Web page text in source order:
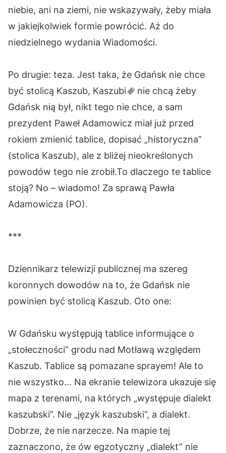
niebie, ani na ziemi, nie wskazywały, żeby miała
w jakiejkolwiek formie powrócić. Aż do
niedzielnego wydania Wiadomości.
Po drugie: teza. Jest taka, że Gdańsk nie chce
być stolicą Kaszub, Kaszubi
nie chcą żeby
Gdańsk nią był, nikt tego nie chce, a sam
prezydent Paweł Adamowicz miał już przed
rokiem zmienić tablice, dopisać „historyczna”
(stolica Kaszub), ale z bliżej nieokreślonych
powodów tego nie zrobił.To dlaczego te tablice
stoją? No – wiadomo! Za sprawą Pawła
Adamowicza (PO).
***
Dziennikarz telewizji publicznej ma szereg
koronnych dowodów na to, że Gdańsk nie
powinien być stolicą Kaszub. Oto one:
W Gdańsku występują tablice informujące o
„stołeczności” grodu nad Motławą względem
Kaszub. Tablice są pomazane sprayem! Ale to
nie wszystko… Na ekranie telewizora ukazuje się
mapa z terenami, na których „występuje dialekt
kaszubski”. Nie „język kaszubski”, a dialekt.
Dobrze, że nie narzecze. Na mapie tej
zaznaczono, że ów egzotyczny „dialekt” nie